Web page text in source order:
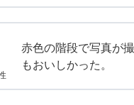
赤色の階段で写真が
もおいしかった。